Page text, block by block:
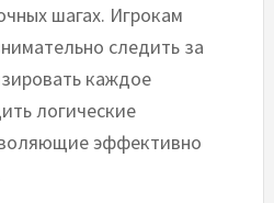
шагах. Игрокам
следить за
каждое
логические
эффективно